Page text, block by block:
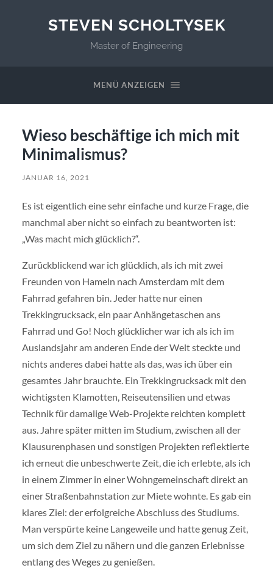
STEVEN SCHOLTYSEK
Master of Engineering
MENÜ ANZEIGEN
Wieso beschäftige ich mich mit
Minimalismus?
JANUAR 16, 2021
Es ist eigentlich eine sehr einfache und kurze Frage, die
manchmal aber nicht so einfach zu beantworten ist:
„Was macht mich glücklich?“.
Zurückblickend war ich glücklich, als ich mit zwei
Freunden von Hameln nach Amsterdam mit dem
Fahrrad gefahren bin. Jeder hatte nur einen
Trekkingrucksack, ein paar Anhängetaschen ans
Fahrrad und Go! Noch glücklicher war ich als ich im
Auslandsjahr am anderen Ende der Welt steckte und
nichts anderes dabei hatte als das, was ich über ein
gesamtes Jahr brauchte. Ein Trekkingrucksack mit den
wichtigsten Klamotten, Reiseutensilien und etwas
Technik für damalige Web-Projekte reichten komplett
aus. Jahre später mitten im Studium, zwischen all der
Klausurenphasen und sonstigen Projekten reflektierte
ich erneut die unbeschwerte Zeit, die ich erlebte, als ich
in einem Zimmer in einer Wohngemeinschaft direkt an
einer Straßenbahnstation zur Miete wohnte. Es gab ein
klares Ziel: der erfolgreiche Abschluss des Studiums.
Man verspürte keine Langeweile und hatte genug Zeit,
um sich dem Ziel zu nähern und die ganzen Erlebnisse
entlang des Weges zu genießen.